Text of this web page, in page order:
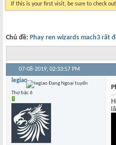
If this is your first visit, be sure to check
Chủ đề: Phay ren wizards mach3 rất
07-08-2019, 02:33:57 PM
legiao
Thợ bậc 6